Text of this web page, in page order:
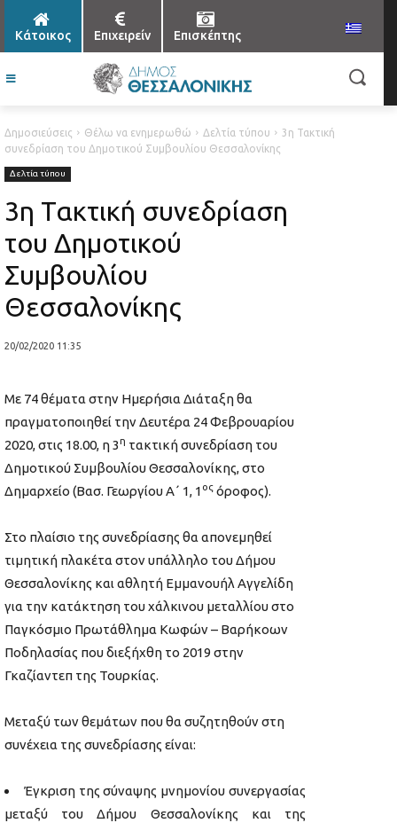
Κάτοικος Επιχειρείν Επισκέπτης
Δημοσιεύσεις Θέλω να ενημερωθώ Δελτία τύπου
3η Τακτική
συνεδρίαση του Δημοτικού Συμβουλίου Θεσσαλονίκης
Δελτία τύπου
3η Τακτική συνεδρίαση
του Δημοτικού
Συμβουλίου
Θεσσαλονίκης
20/02/2020 11:35
Με 74 θέματα στην Ημερήσια Διάταξη θα
πραγματοποιηθεί την Δευτέρα 24 Φεβρουαρίου
2020, στις 18.00, η 3η τακτική συνεδρίαση του
Δημοτικού Συμβουλίου Θεσσαλονίκης, στο
Δημαρχείο (Βασ. Γεωργίου Α΄ 1, 1 ος όροφος).
Στο πλαίσιο της συνεδρίασης θα απονεμηθεί
τιμητική πλακέτα στον υπάλληλο του Δήμου
Θεσσαλονίκης και αθλητή Εμμανουήλ Αγγελίδη
για την κατάκτηση του χάλκινου μεταλλίου στο
Παγκόσμιο Πρωτάθλημα Κωφών – Βαρήκοων
Ποδηλασίας που διεξήχθη το 2019 στην
Γκαζίαντεπ της Τουρκίας.
Μεταξύ των θεμάτων που θα συζητηθούν στη
συνέχεια της συνεδρίασης είναι:
Έγκριση της σύναψης μνημονίου συνεργασίας
μεταξύ του Δήμου Θεσσαλονίκης και της